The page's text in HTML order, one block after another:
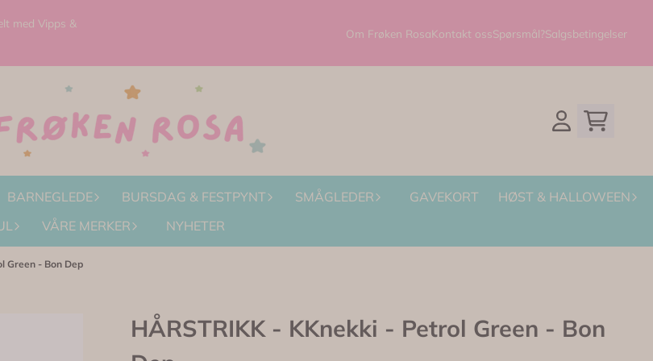
med Vipps &
Om Frøken RosaKontakt ossSpørsmål?Salgsbetingelser
BARNEGLEDE BURSDAG & FESTPYNT SMÅGLEDER GAVEKORT
HØST & HALLOWEEN
VÅRE MERKER NYHETER
Green - Bon Dep
HÅRSTRIKK - KKnekki - Petrol Green - Bon